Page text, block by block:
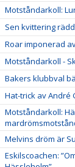
Motståndarkoll:
Sen kvittering
Roar imponerad
Motståndarkoll -
Bakers klubbval
Hat-trick av André
Motståndarkoll:
Melvins dröm är
Eskilscoachen: